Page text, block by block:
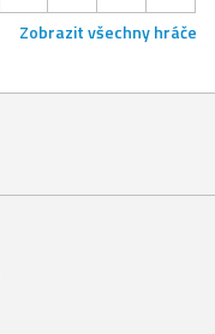
Zobrazit všechny hráče